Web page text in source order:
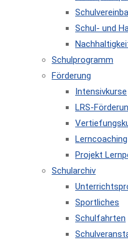
Schul- und
Schulprogramm
Förderung
Intensivkurse
LRS-
Lerncoaching
Projekt
Schularchiv
Sportliches
Schulfahrten